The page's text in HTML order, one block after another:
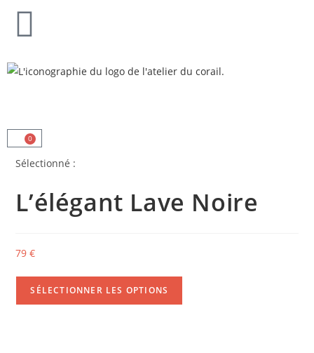
0
Sélectionné :
L’élégant Lave Noire
79€
SÉLECTIONNER LES OPTIONS